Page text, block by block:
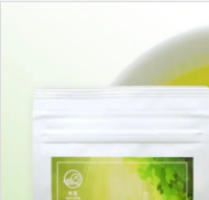
person
お茶の種類から探す
食品から探す